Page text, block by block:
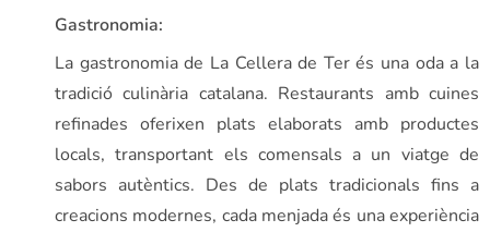
Gastronomia:
La gastronomia de La Cellera de Ter és una oda a la
tradició culinària catalana. Restaurants amb cuines
refinades oferixen plats elaborats amb productes
locals, transportant els comensals a un viatge de
sabors autèntics. Des de plats tradicionals fins a
creacions modernes, cada menjada és una experiència